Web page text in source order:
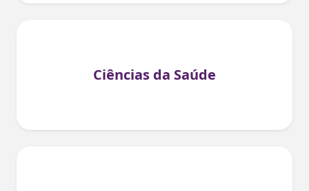
Ciências da Saúde